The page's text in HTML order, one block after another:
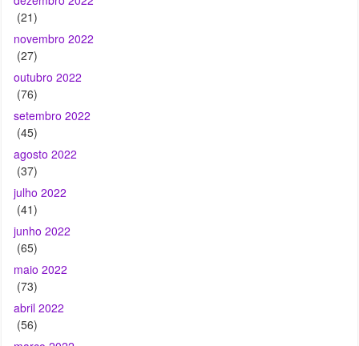
outubro 2022
(76)
setembro 2022
(45)
agosto 2022
(37)
julho 2022
(41)
junho 2022
(65)
maio 2022
(73)
abril 2022
(56)
março 2022
(29)
fevereiro 2022
(29)